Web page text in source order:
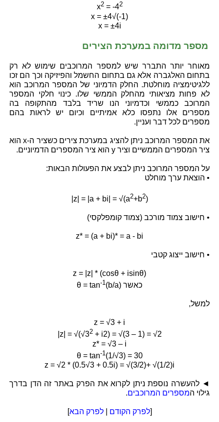
x2= -42
x = ±4√(-1)
x = ±4i
מספר מדומה במערכת הצירים
מאוחר יותר התברר שיש למספר המרוכבים שימוש לא רק
בתחום האלגברה אלא גם בתחום החשמל והפיזיקה וכך הם זכו
ללגיטימציה מוחלטת. החלק הדמיוני של המספר המרוכב הוא
לא פחות מציאותי מהחלק הממשי שלו. כינוי חלקי המספר
המרוכב כממשי וכדמיוני הנו שריד בלבד מהתקופה בה
מספרים אלו נתפסו כלא אמיתיים וכיום יש לראות בהם
מספרים לכל דבר ועניין.
את המספר המרוכב ניתן להציג במערכת צירים כשציר ה-x הוא
ציר המספרים הממשיים וציר y הוא ציר המספרים הדמיוניים.
על המספר המרוכב ניתן לבצע את הפעולות הבאות:
• הוצאת ערך מוחלט
|z| = |a + bi| = √(a2+b2)
• חישוב צמוד מורכב (צמוד קומפלקסי)
z* = (a + bi)* = a - bi
• חישוב ייצוג קטבי
z = |z| * (cosθ + isinθ)
θ = tan-1 (b/a) כאשר
למשל,
z = √3 + i
|z| = √(√32+ i2) = √(3 – 1) = √2
z* = √3 – i
θ = tan-1(1/√3) = 30
z = √2 * (0.5√3 + 0.5i) = √(3/2)+ √(1/2)i
◄ להעשרה נוספת ניתן לקרוא את הפרק באתר זה הדן בדרך
גילוי המספרים המרוכבים.
[לפרק הקודם |לפרק הבא]